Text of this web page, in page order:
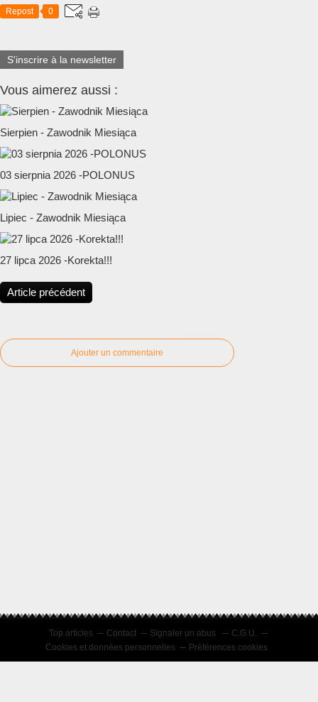
Repost 0
S'inscrire à la newsletter
Vous aimerez aussi :
Sierpien - Zawodnik Miesiąca
03 sierpnia 2026 -POLONUS
Lipiec - Zawodnik Miesiąca
27 lipca 2026 -Korekta!!!
Article précédent
Ajouter un commentaire
Top articles Contact Signaler un abus
C.G.U.
Cookies et données personnelles
Préférences cookies